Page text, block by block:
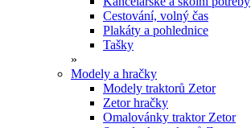
Cestování, volný čas
Plakáty a pohlednice
Tašky
»
Modely a hračky
Modely traktorů Zetor
Zetor hračky
Omalovánky traktor Zetor